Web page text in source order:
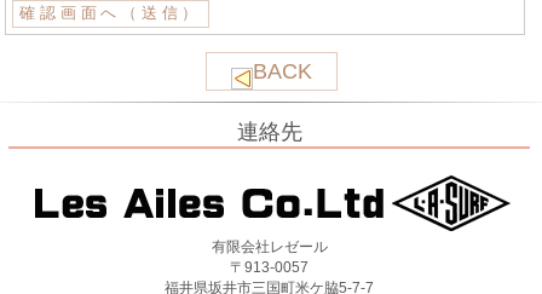
BACK
連絡先
有限会社レゼール
〒913-0057
福井県坂井市三国町米ケ脇5-7-7